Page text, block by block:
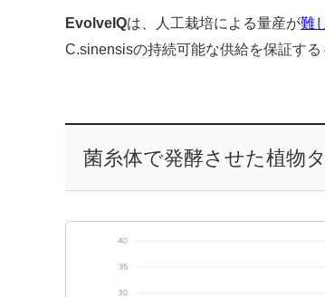
EvolveIQは、人工栽培による量産が難
C.sinensisの持続可能な供給を保証する
菌糸体で発酵させた植物